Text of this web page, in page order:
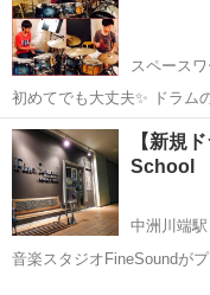
スペース
初めてでも大丈夫✨ ドラムの無
叩きに来てみませんか？^ ^ お気軽にお問い合わせください✨ ドラムベ
ヤ ウェブサイト http://
福岡 北九州市 スペ
【新規
School
中洲川端駅
音楽スタジオFineSoundが